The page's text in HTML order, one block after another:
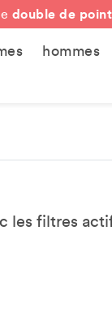
double de
hommes
les filtres